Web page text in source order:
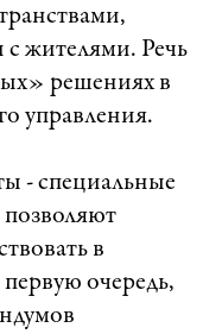
жителями. Речь
решениях в
управления.
- специальные
в
очередь,